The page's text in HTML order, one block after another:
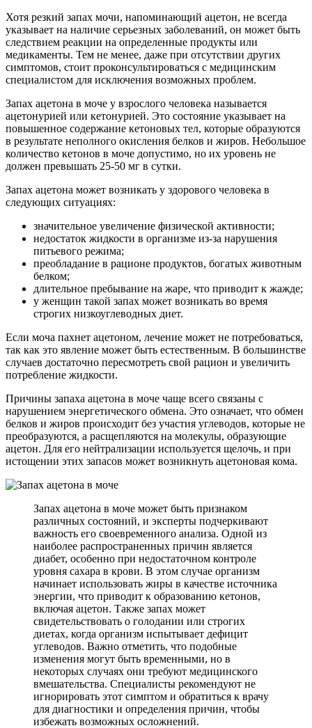
Хотя резкий запах мочи, напоминающий ацетон, не всегда
указывает на наличие серьезных заболеваний, он может быть
следствием реакции на определенные продукты или
медикаменты. Тем не менее, даже при отсутствии других
симптомов, стоит проконсультироваться с медицинским
специалистом для исключения возможных проблем.
Запах ацетона в моче у взрослого человека называется
ацетонурией или кетонурией. Это состояние указывает на
повышенное содержание кетоновых тел, которые образуются
в результате неполного окисления белков и жиров. Небольшое
количество кетонов в моче допустимо, но их уровень не
должен превышать 25-50 мг в сутки.
Запах ацетона может возникать у здорового человека в
следующих ситуациях:
значительное увеличение физической активности;
недостаток жидкости в организме из-за нарушения
питьевого режима;
преобладание в рационе продуктов, богатых животным
белком;
длительное пребывание на жаре, что приводит к жажде;
у женщин такой запах может возникать во время
строгих низкоуглеводных диет.
Если моча пахнет ацетоном, лечение может не потребоваться,
так как это явление может быть естественным. В большинстве
случаев достаточно пересмотреть свой рацион и увеличить
потребление жидкости.
Причины запаха ацетона в моче чаще всего связаны с
нарушением энергетического обмена. Это означает, что обмен
белков и жиров происходит без участия углеводов, которые не
преобразуются, а расщепляются на молекулы, образующие
ацетон. Для его нейтрализации используется щелочь, и при
истощении этих запасов может возникнуть ацетоновая кома.
Запах ацетона в моче может быть признаком
различных состояний, и эксперты подчеркивают
важность его своевременного анализа. Одной из
наиболее распространенных причин является
диабет, особенно при недостаточном контроле
уровня сахара в крови. В этом случае организм
начинает использовать жиры в качестве источника
энергии, что приводит к образованию кетонов,
включая ацетон. Также запах может
свидетельствовать о голодании или строгих
диетах, когда организм испытывает дефицит
углеводов. Важно отметить, что подобные
изменения могут быть временными, но в
некоторых случаях они требуют медицинского
вмешательства. Специалисты рекомендуют не
игнорировать этот симптом и обратиться к врачу
для диагностики и определения причин, чтобы
избежать возможных осложнений.